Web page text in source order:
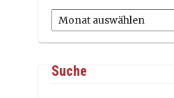
Archiv
Suche